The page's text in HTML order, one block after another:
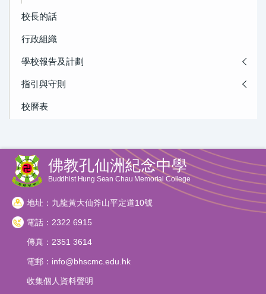
校長的話
行政組織
學校報告及計劃
指引與守則
校曆表
佛教孔仙洲紀念中學
Buddhist Hung Sean Chau Memorial College
地址：九龍黃大仙斧山平定道10號
電話：2322 6915
傳真：2351 3614
電郵： info@bhscmc.edu.hk
收集個人資料聲明